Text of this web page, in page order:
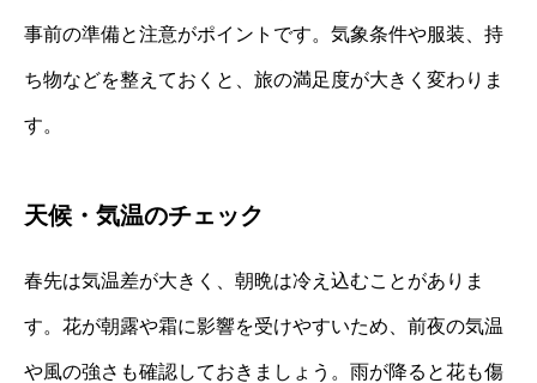
事前の準備と注意がポイントです。気象条件や服装、持
ち物などを整えておくと、旅の満足度が大きく変わりま
す。
天候・気温のチェック
春先は気温差が大きく、朝晩は冷え込むことがありま
す。花が朝露や霜に影響を受けやすいため、前夜の気温
や風の強さも確認しておきましょう。雨が降ると花も傷